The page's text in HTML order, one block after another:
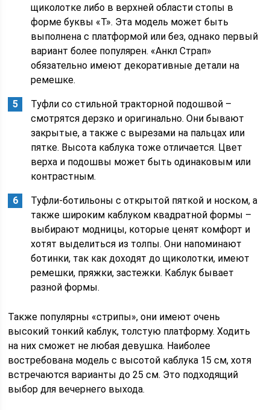
щиколотке либо в верхней области стопы в
форме буквы «Т». Эта модель может быть
выполнена с платформой или без, однако первый
вариант более популярен. «Анкл Страп»
обязательно имеют декоративные детали на
ремешке.
Туфли со стильной тракторной подошвой –
смотрятся дерзко и оригинально. Они бывают
закрытые, а также с вырезами на пальцах или
пятке. Высота каблука тоже отличается. Цвет
верха и подошвы может быть одинаковым или
контрастным.
Туфли-ботильоны с открытой пяткой и носком, а
также широким каблуком квадратной формы –
выбирают модницы, которые ценят комфорт и
хотят выделиться из толпы. Они напоминают
ботинки, так как доходят до щиколотки, имеют
ремешки, пряжки, застежки. Каблук бывает
разной формы.
Также популярны «стрипы», они имеют очень
высокий тонкий каблук, толстую платформу. Ходить
на них сможет не любая девушка. Наиболее
востребована модель с высотой каблука 15 см, хотя
встречаются варианты до 25 см. Это подходящий
выбор для вечернего выхода.